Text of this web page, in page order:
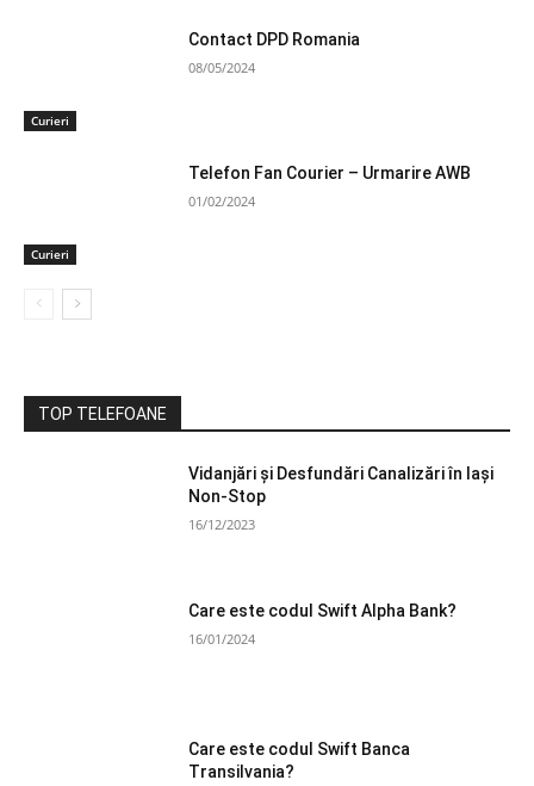
Curieri
Contact DPD Romania
08/05/2024
Curieri
Telefon Fan Courier – Urmarire AWB
01/02/2024
TOP TELEFOANE
Vidanjări și Desfundări Canalizări în Iași
Non-Stop
16/12/2023
Care este codul Swift Alpha Bank?
16/01/2024
Care este codul Swift Banca
Transilvania?